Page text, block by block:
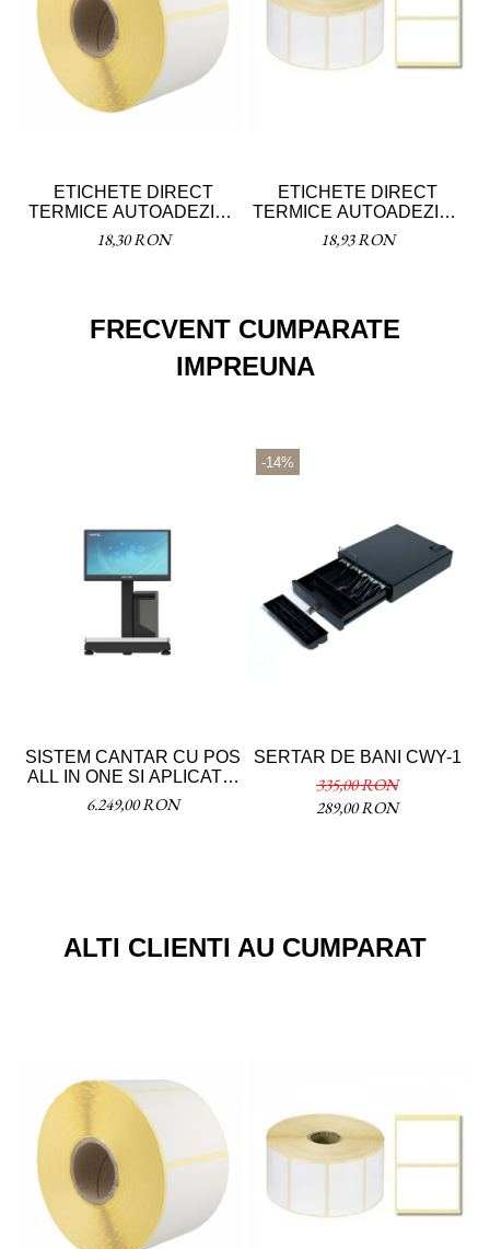
ETICHETE DIRECT
TERMICE AUTOADEZIVE
55X25
18,30 RON
ETICHETE DIRECT
TERMICE AUTOADEZIVE
58X43MM
18,93 RON
FRECVENT CUMPARATE
IMPREUNA
SISTEM CANTAR CU POS
ALL IN ONE SI APLICATIE
ETICHETARE
6.249,00 RON
-14%
SERTAR DE BANI CWY-1
335,00 RON
289,00 RON
ALTI CLIENTI AU CUMPARAT